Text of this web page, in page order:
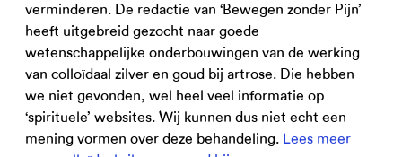
verminderen. De redactie van ‘Bewegen zonder Pijn’
heeft uitgebreid gezocht naar goede
wetenschappelijke onderbouwingen van de werking
van colloïdaal zilver en goud bij artrose. Die hebben
we niet gevonden, wel heel veel informatie op
‘spirituele’ websites. Wij kunnen dus niet echt een
mening vormen over deze behandeling. Lees meer